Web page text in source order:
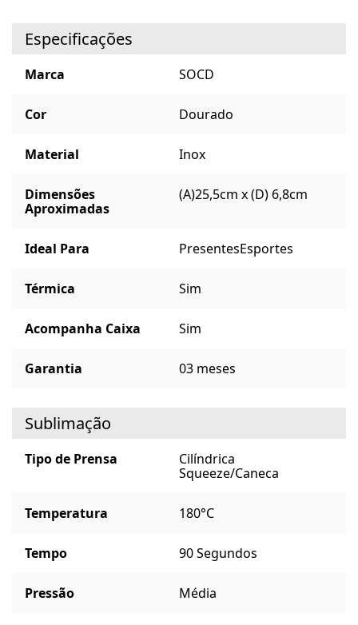
Especificações
Marca SOCD
Cor Dourado
Material Inox
Dimensões
Aproximadas
(A)25,5cm x (D) 6,8cm
Ideal Para PresentesEsportes
Térmica Sim
Acompanha Caixa Sim
Garantia 03 meses
Sublimação
Tipo de Prensa
Cilíndrica
Squeeze/Caneca
Temperatura 180°C
Tempo 90 Segundos
Pressão Média